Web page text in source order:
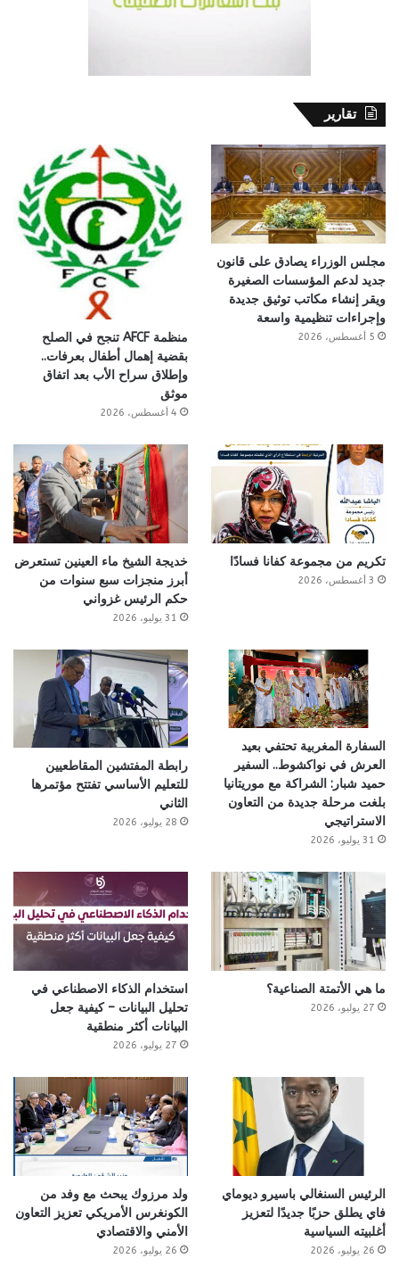
تقارير
مجلس الوزراء يصادق على قانون
جديد لدعم المؤسسات الصغيرة
ويقر إنشاء مكاتب توثيق جديدة
وإجراءات تنظيمية واسعة
5 أغسطس، 2026
منظمة AFCF تنجح في الصلح
بقضية إهمال أطفال بعرفات..
وإطلاق سراح الأب بعد اتفاق
موثق
4 أغسطس، 2026
تكريم من مجموعة كفانا فسادًا
3 أغسطس، 2026
خديجة الشيخ ماء العينين تستعرض
أبرز منجزات سبع سنوات من
حكم الرئيس غزواني
31 يوليو، 2026
السفارة المغربية تحتفي بعيد
العرش في نواكشوط.. السفير
حميد شبار: الشراكة مع موريتانيا
بلغت مرحلة جديدة من التعاون
الاستراتيجي
31 يوليو، 2026
رابطة المفتشين المقاطعيين
للتعليم الأساسي تفتتح مؤتمرها
الثاني
28 يوليو، 2026
ما هي الأتمتة الصناعية؟
27 يوليو، 2026
استخدام الذكاء الاصطناعي في
تحليل البيانات – كيفية جعل
البيانات أكثر منطقية
27 يوليو، 2026
الرئيس السنغالي باسيرو ديوماي
فاي يطلق حزبًا جديدًا لتعزيز
أغلبيته السياسية
26 يوليو، 2026
ولد مرزوك يبحث مع وفد من
الكونغرس الأمريكي تعزيز التعاون
الأمني والاقتصادي
26 يوليو، 2026